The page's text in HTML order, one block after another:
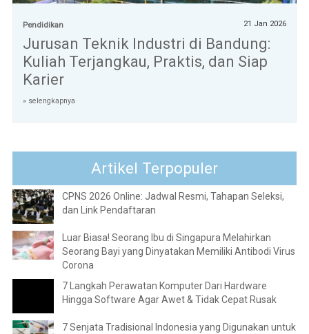
Pendidikan 21 Jan 2026
Jurusan Teknik Industri di Bandung:
Kuliah Terjangkau, Praktis, dan Siap
Karier
» selengkapnya
Artikel Terpopuler
CPNS 2026 Online: Jadwal Resmi, Tahapan Seleksi,
dan Link Pendaftaran
Luar Biasa! Seorang Ibu di Singapura Melahirkan
Seorang Bayi yang Dinyatakan Memiliki Antibodi Virus
Corona
7 Langkah Perawatan Komputer Dari Hardware
Hingga Software Agar Awet & Tidak Cepat Rusak
7 Senjata Tradisional Indonesia yang Digunakan untuk